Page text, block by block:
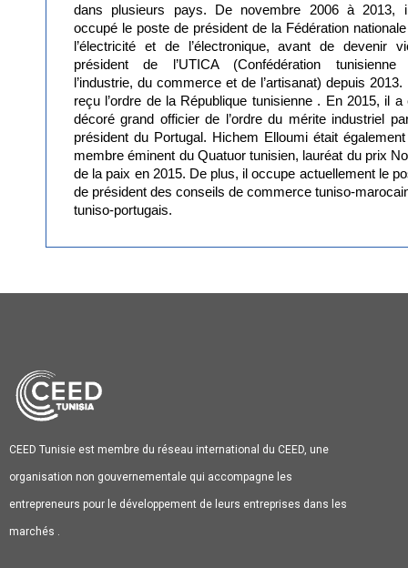
dans plusieurs pays. De novembre 2006 à 2013,
occupé le poste de président de la Fédération
l’électricité et de l’électronique, avant de devenir
président de l’UTICA (Confédération tunisienne
l’industrie, du commerce et de l’artisanat) depuis 2013.
reçu l’ordre de la République tunisienne . En 2015, il a
décoré grand officier de l’ordre du mérite industriel
président du Portugal. Hichem Elloumi était
membre éminent du Quatuor tunisien, lauréat du prix
de la paix en 2015. De plus, il occupe actuellement le
de président des conseils de commerce tuniso-
tuniso-portugais.
CEED Tunisie est membre du réseau international du CEED, une
organisation non gouvernementale qui accompagne les
entrepreneurs pour le développement de leurs entreprises dans les
marchés .